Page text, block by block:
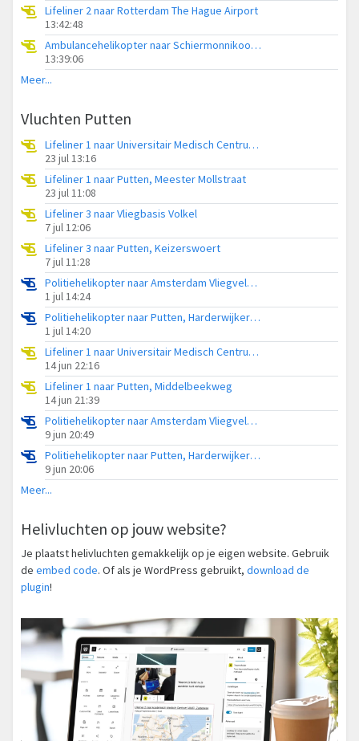
Lifeliner 2 naar Rotterdam The Hague Airport
13:42:48
Ambulancehelikopter naar Schiermonnikoog Heliport
13:39:06
Meer...
Vluchten Putten
Lifeliner 1 naar Universitair Medisch Centrum Utrecht
23 jul 13:16
Lifeliner 1 naar Putten, Meester Mollstraat
23 jul 11:08
Lifeliner 3 naar Vliegbasis Volkel
7 jul 12:06
Lifeliner 3 naar Putten, Keizerswoert
7 jul 11:28
Politiehelikopter naar Amsterdam Vliegveld Schiphol
1 jul 14:24
Politiehelikopter naar Putten, Harderwijkerkarweg
1 jul 14:20
Lifeliner 1 naar Universitair Medisch Centrum Utrecht
14 jun 22:16
Lifeliner 1 naar Putten, Middelbeekweg
14 jun 21:39
Politiehelikopter naar Amsterdam Vliegveld Schiphol
9 jun 20:49
Politiehelikopter naar Putten, Harderwijkerkarweg
9 jun 20:06
Meer...
Helivluchten op jouw website?
Je plaatst helivluchten gemakkelijk op je eigen website. Gebruik
de embed code. Of als je WordPress gebruikt, download de
plugin!